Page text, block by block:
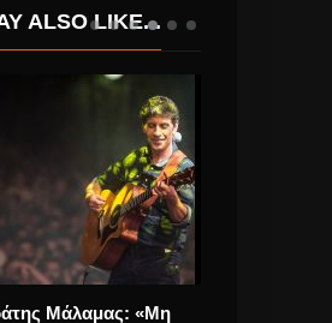
ALSO LIKE...
Μάλαμας: «Μη